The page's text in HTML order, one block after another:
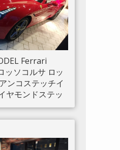
Ferrari
ソコルサ ロッ
ンコステッチイ
ヤモンドステッ
付きカーボンド
ン カーボンセン
ダッシュボード
ル×カーボン ク